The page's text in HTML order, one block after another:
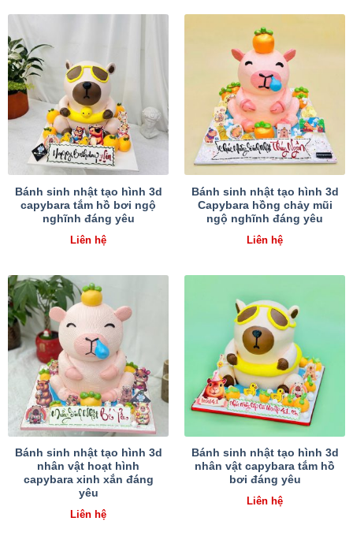
Bánh sinh nhật tạo hình 3d
capybara tắm hồ bơi ngộ
nghĩnh đáng yêu
Liên hệ
Bánh sinh nhật tạo hình 3d
Capybara hồng chảy mũi
ngộ nghĩnh đáng yêu
Liên hệ
Bánh sinh nhật tạo hình 3d
nhân vật hoạt hình
capybara xinh xắn đáng
yêu
Liên hệ
Bánh sinh nhật tạo hình 3d
nhân vật capybara tắm hồ
bơi đáng yêu
Liên hệ